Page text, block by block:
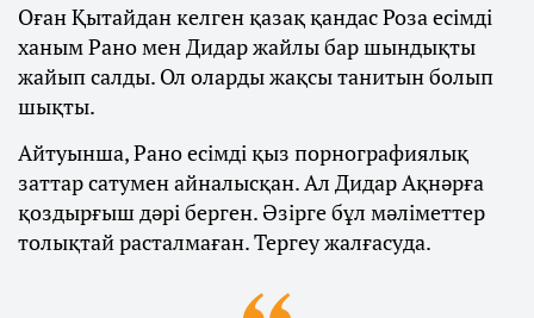
Оған Қытайдан келген қазақ қандас Роза есімді
ханым Рано мен Дидар жайлы бар шындықты
жайып салды. Ол оларды жақсы танитын болып
шықты.
Айтуынша, Рано есімді қыз порнографиялық
заттар сатумен айналысқан. Ал Дидар Ақнәрға
қоздырғыш дәрі берген. Әзірге бұл мәліметтер
толықтай расталмаған. Тергеу жалғасуда.